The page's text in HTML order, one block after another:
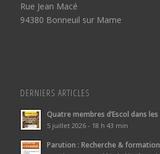
Rue Jean Macé
94380 Bonneuil sur Marne
DERNIERS ARTICLES
Quatre membres d’Escol dans
5 juillet 2026 - 18 h 43 min
Parution : Recherche &